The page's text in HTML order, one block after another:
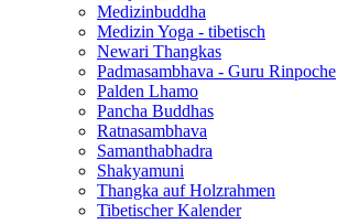
Medizinbuddha
Medizin Yoga - tibetisch
Newari Thangkas
Padmasambhava - Guru Rinpoche
Palden Lhamo
Pancha Buddhas
Ratnasambhava
Samanthabhadra
Shakyamuni
Thangka auf Holzrahmen
Tibetischer Kalender